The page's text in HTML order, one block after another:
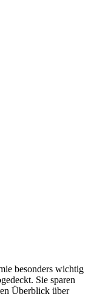
besonders wichtig
Sie sparen
Überblick über